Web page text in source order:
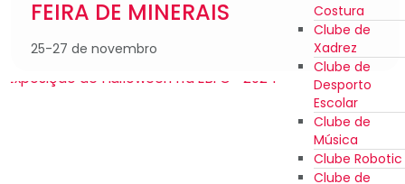
Costura
Clube de
Xadrez
Clube de
Desporto
Escolar
Clube de
Música
Clube Robotic
Clube de
FEIRA DE MINERAIS
25-27 de novembro